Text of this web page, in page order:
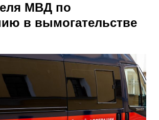
МВД по
в вымогательстве